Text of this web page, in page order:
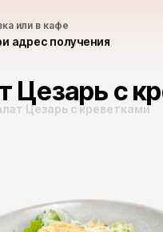
или в кафе
адрес получения
Цезарь с
Цезарь с креветками